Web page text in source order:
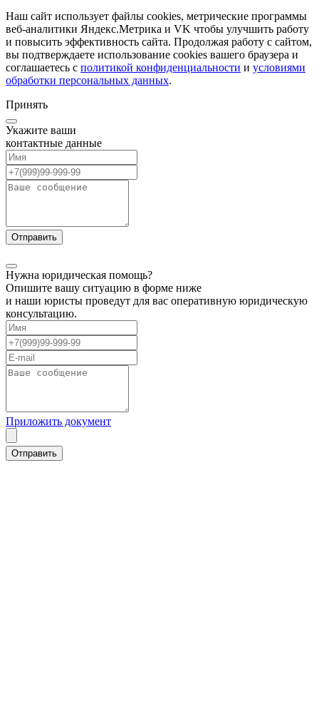
Наш сайт использует файлы cookies, метрические программы
веб-аналитики Яндекс.Метрика и VK чтобы улучшить работу
и повысить эффективность сайта. Продолжая работу с сайтом,
вы подтверждаете использование cookies вашего браузера и
соглашаетесь c политикой конфиденциальности и условиями
обработки персональных данных.
Принять
Укажите ваши
контактные данные
Нужна юридическая помощь?
Опишите вашу ситуацию в форме ниже
и наши юристы проведут для вас оперативную юридическую
консультацию.
Приложить документ